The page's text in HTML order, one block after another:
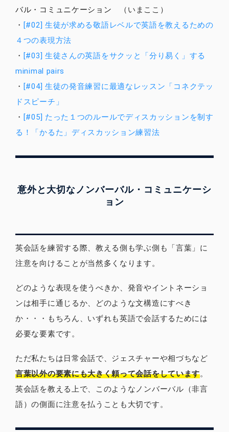
バル・コミュニケーション （いまここ）
・ [#02] 生徒が求める敬語レベルで英語を教えるための
４つの表現方法
・ [#03] 生徒さんの英語をサクッと「分り易く」する
minimal pairs
・ [#04] 生徒の発音練習に最適なレッスン「コネクテッ
ドスピーチ」
・ [#05] たった１つのルールでディスカッションを制す
る！「かるた」ディスカッション練習法
意外と大切なノンバーバル・コミュニケーシ
ョン
英会話を練習する際、教える側も学ぶ側も「言葉」に
注意を向けることが当然多くなります。
どのような表現を使うべきか、発音やイントネーショ
ンは相手に通じるか、どのような文構造にすべき
か・・・もちろん、いずれも英語で会話するためには
必要な要素です。
ただ私たちは日常会話で、ジェスチャーや相づちなど
言葉以外の要素にも大きく頼って会話をしています。
英会話を教える上で、このようなノンバーバル（非言
語）の側面に注意を払うことも大切です。